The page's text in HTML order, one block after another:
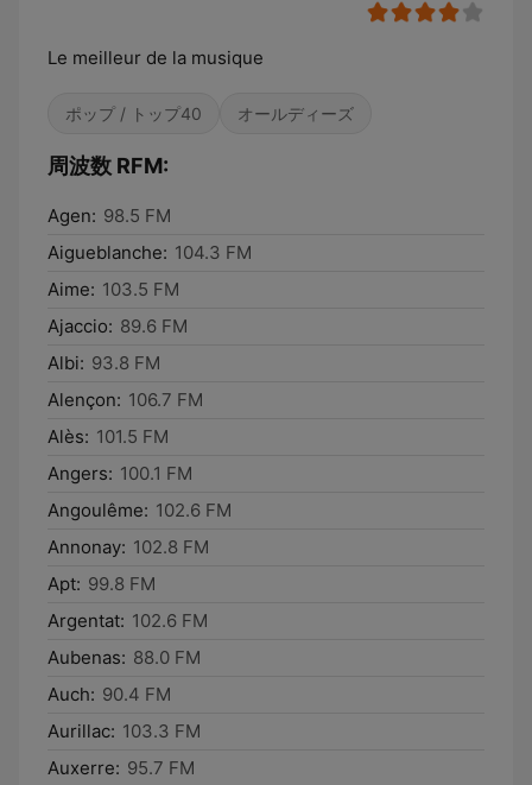
Le meilleur de la musique
ポップ / トップ40 オールディーズ
周波数 RFM:
Agen: 98.5 FM
Aigueblanche: 104.3 FM
Aime: 103.5 FM
Ajaccio: 89.6 FM
Albi: 93.8 FM
Alençon: 106.7 FM
Alès: 101.5 FM
Angers: 100.1 FM
Angoulême: 102.6 FM
Annonay: 102.8 FM
Apt: 99.8 FM
Argentat: 102.6 FM
Aubenas: 88.0 FM
Auch: 90.4 FM
Aurillac: 103.3 FM
Auxerre: 95.7 FM